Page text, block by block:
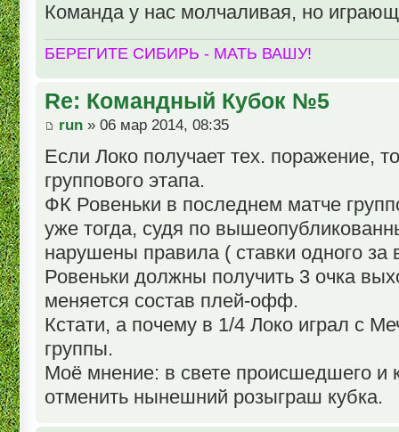
Команда у нас молчаливая, но
БЕРЕГИТЕ СИБИРЬ - МАТЬ ВАШУ!
Re: Командный Кубок №5
run » 06 мар 2014, 08:35
Если Локо получает тех. поражение,
группового этапа.
ФК Ровеньки в последнем матче
уже тогда, судя по
нарушены правила ( ставки одного
Ровеньки должны получить 3 очка
меняется состав плей-офф.
Кстати, а почему в 1/4 Локо играл с
группы.
Моё мнение: в свете происшедшего и
отменить нынешний розыграш кубка.